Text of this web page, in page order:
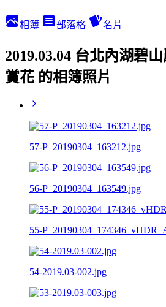
相簿 部落格 名片
2019.03.04 台北內湖碧
賞花 的相簿照片
57-P_20190304_163212.jpg
56-P_20190304_163549.jpg
55-
54-2019.03-002.jpg